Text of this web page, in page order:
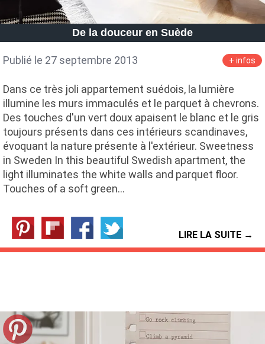
De la douceur en Suède
Publié le 27 septembre 2013 + infos
Dans ce très joli appartement suédois, la lumière
illumine les murs immaculés et le parquet à chevrons.
Des touches d'un vert doux apaisent le blanc et le gris
toujours présents dans ces intérieurs scandinaves,
évoquant la nature présente à l'extérieur. Sweetness
in Sweden In this beautiful Swedish apartment, the
light illuminates the white walls and parquet floor.
Touches of a soft green…
LIRE LA SUITE →